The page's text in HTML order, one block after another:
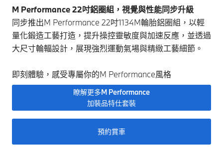
M Performance 22吋鋁圈組，視覺與性能同步升級
同步推出M Performance 22吋1134M輪胎鋁圈組，以輕
量化鍛造工藝打造，提升操控靈敏度與加速反應，並透過
大尺寸輪輻設計，展現強烈運動氣場與精緻工藝細節。
即刻體驗，感受專屬你的M Performance風格
瞭解更多M Performance
加裝品特仕套裝
預約賞車